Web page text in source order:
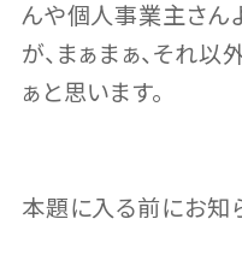
んや個人事業主さん
が、まぁまぁ、それ
ぁと思います。
本題に入る前にお知